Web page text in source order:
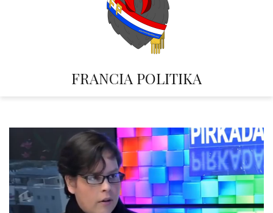
FRANCIA POLITIKA